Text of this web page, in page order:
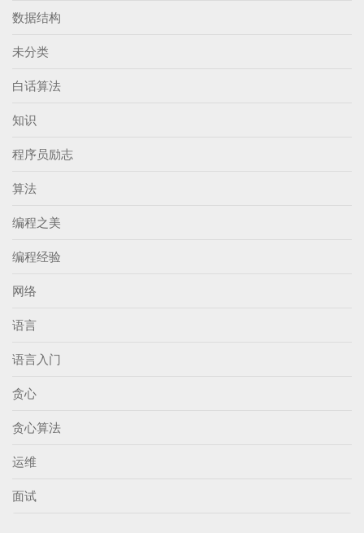
数据结构
未分类
白话算法
知识
程序员励志
算法
编程之美
编程经验
网络
语言
语言入门
贪心
贪心算法
运维
面试